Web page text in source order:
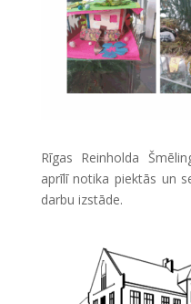
Rīgas Reinholda
aprīlī notika piektās un
darbu izstāde.